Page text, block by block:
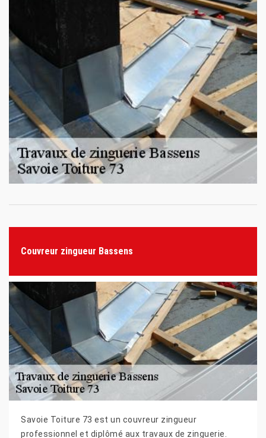
Couvreur zingueur Bassens
Savoie Toiture 73 est un couvreur zingueur
professionnel et diplômé aux travaux de zinguerie.